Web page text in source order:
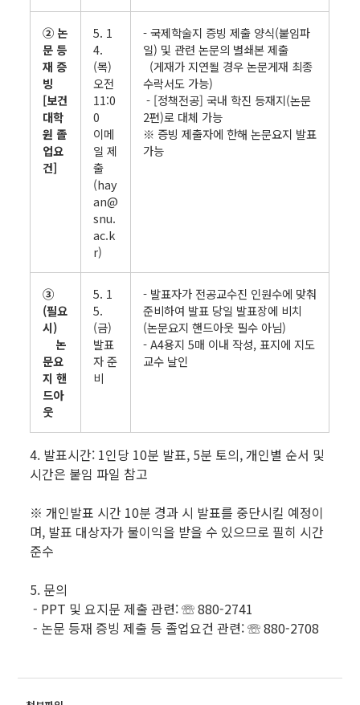
② 논
문 등
재 증
빙
[보건
대학
원 졸
업요
건]
5. 1
4.
(목)
오전
11:0
0
이메
일 제
출
(hay
an@
snu.
ac.k
r)
- 국제학술지 증빙 제출 양식(붙임파
일) 및 관련 논문의 별쇄본 제출
(게재가 지연될 경우 논문게재 최종
수락서도 가능)
- [정책전공] 국내 학진 등재지(논문
2편)로 대체 가능
※ 증빙 제출자에 한해 논문요지 발표
가능
③
(필요
시)
논
문요
지 핸
드아
웃
5. 1
5.
(금)
발표
자 준
비
- 발표자가 전공교수진 인원수에 맞춰
준비하여 발표 당일 발표장에 비치
(논문요지 핸드아웃 필수 아님)
- A4용지 5매 이내 작성, 표지에 지도
교수 날인
4. 발표시간: 1인당 10분 발표, 5분 토의, 개인별 순서 및
시간은 붙임 파일 참고
※ 개인발표 시간 10분 경과 시 발표를 중단시킬 예정이
며, 발표 대상자가 불이익을 받을 수 있으므로 필히 시간
준수
5. 문의
- PPT 및 요지문 제출 관련: ☏ 880-2741
- 논문 등재 증빙 제출 등 졸업요건 관련: ☏ 880-2708